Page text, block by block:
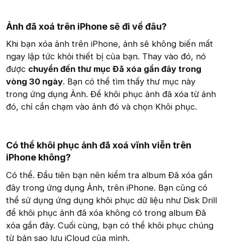
Ảnh đã xoá trên iPhone sẽ đi về đâu?
Khi bạn xóa ảnh trên iPhone, ảnh sẽ không biến mất
ngay lập tức khỏi thiết bị của bạn. Thay vào đó, nó
được chuyển đến thư mục Đã xóa gần đây trong
vòng 30 ngày. Bạn có thể tìm thấy thư mục này
trong ứng dụng Ảnh. Để khôi phục ảnh đã xóa từ ảnh
đó, chỉ cần chạm vào ảnh đó và chọn Khôi phục.
Có thể khôi phục ảnh đã xoá vĩnh viễn trên
iPhone không?
Có thể. Đầu tiên bạn nên kiểm tra album Đã xóa gần
đây trong ứng dụng Ảnh, trên iPhone. Bạn cũng có
thể sử dụng ứng dụng khôi phục dữ liệu như Disk Drill
để khôi phục ảnh đã xóa không có trong album Đã
xóa gần đây. Cuối cùng, bạn có thể khôi phục chúng
từ bản sao lưu iCloud của mình.